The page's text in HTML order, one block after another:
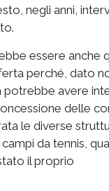
negli anni,
essere anche
perché, dato
potrebbe avere
delle
le diverse
da tennis,
il proprio